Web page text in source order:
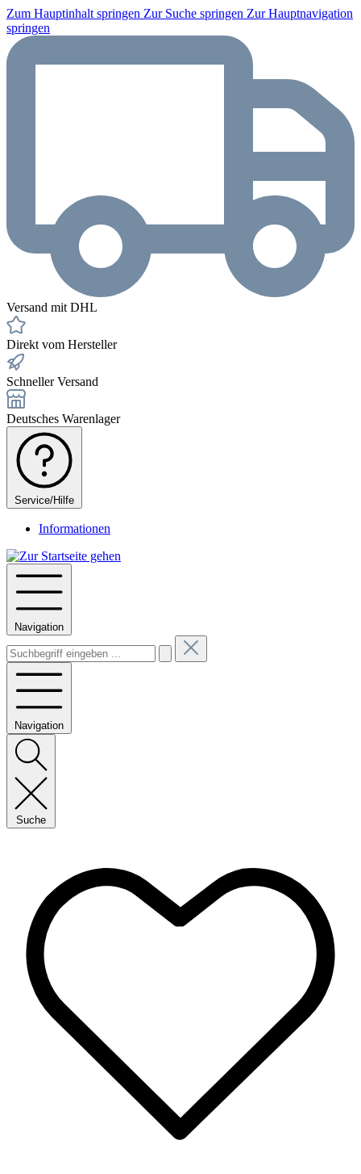
Zum Hauptinhalt springen Zur Suche springen Zur Hauptnavigation
springen
Versand mit DHL
Direkt vom Hersteller
Schneller Versand
Deutsches Warenlager
Service/Hilfe
Informationen
Navigation
Navigation
Suche